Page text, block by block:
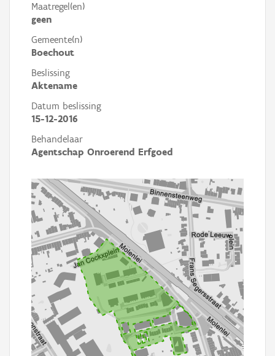
Maatregel(en)
geen
Gemeente(n)
Boechout
Beslissing
Aktename
Datum beslissing
15-12-2016
Behandelaar
Agentschap Onroerend Erfgoed